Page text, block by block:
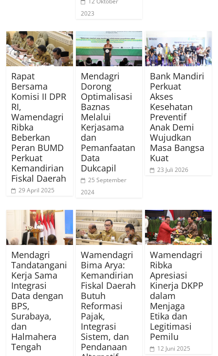
2023
Rapat
Bersama
Komisi II DPR
RI,
Wamendagri
Ribka
Beberkan
Peran BUMD
Perkuat
Kemandirian
Fiskal Daerah
29 April 2025
Mendagri
Dorong
Optimalisasi
Baznas
Melalui
Kerjasama
dan
Pemanfaatan
Data
Dukcapil
25 September
2024
Bank Mandiri
Perkuat
Akses
Kesehatan
Preventif
Anak Demi
Wujudkan
Masa Bangsa
Kuat
23 Juli 2026
Mendagri
Tandatangani
Kerja Sama
Integrasi
Data dengan
BPS,
Surabaya,
dan
Halmahera
Tengah
Wamendagri
Bima Arya:
Kemandirian
Fiskal Daerah
Butuh
Reformasi
Pajak,
Integrasi
Sistem, dan
Pendanaan
Wamendagri
Ribka
Apresiasi
Kinerja DKPP
dalam
Menjaga
Etika dan
Legitimasi
Pemilu
12 Juni 2025